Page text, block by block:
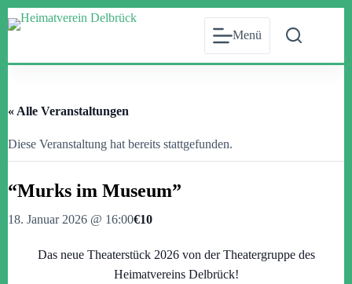
Zum
Inhalt
Menü
« Alle Veranstaltungen
Diese Veranstaltung hat bereits stattgefunden.
“Murks im Museum”
18. Januar 2026 @ 16:00€10
Das neue Theaterstück 2026 von der Theatergruppe des
Heimatvereins Delbrück!